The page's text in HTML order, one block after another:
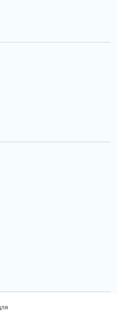
Политика конфиденциальности
образовательных учреждений